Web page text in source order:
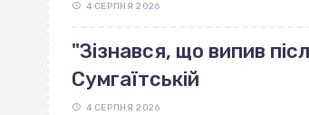
4 СЕРПНЯ 2026
"Зізнався, що випив
Сумгаїтській
4 СЕРПНЯ 2026